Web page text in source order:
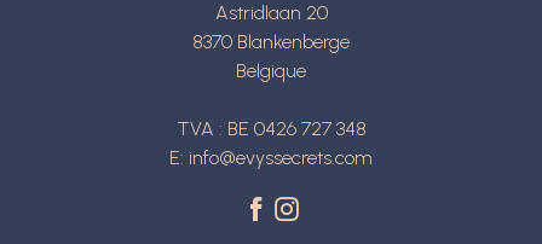
Astridlaan 20
8370 Blankenberge
Belgique
TVA : BE 0426 727 348
E: info@evyssecrets.com